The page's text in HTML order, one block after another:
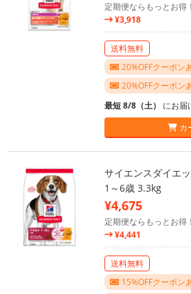
定期便ならもっとお得！
¥3,918
送料無料
20%OFFクーポン
20%OFFクーポン
最短 8/8（土） にお届
カ
サイエンスダイエ
1～6歳 3.3kg
¥4,675
定期便ならもっとお得！
¥4,441
送料無料
15%OFFクーポン